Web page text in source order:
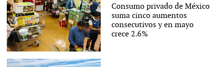
Consumo privado de México
suma cinco aumentos
consecutivos y en mayo
crece 2.6%